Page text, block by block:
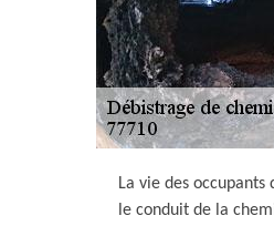
La vie des occupants
le conduit de la